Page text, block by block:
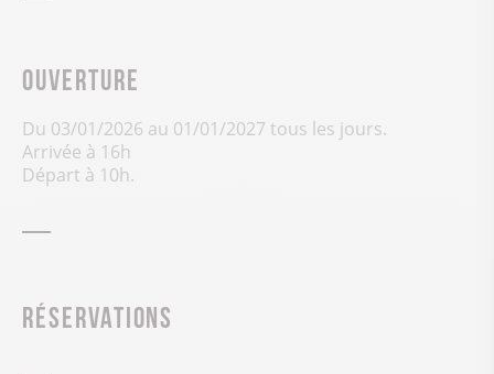
Ouverture
Du 03/01/2026 au 01/01/2027 tous les jours.
Arrivée à 16h
Départ à 10h.
Réservations